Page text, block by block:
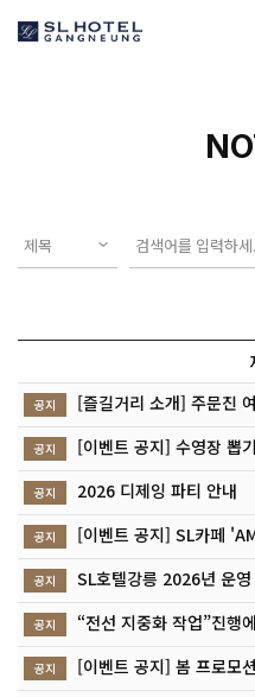
공지 [즐길거리 소개] 주문진
공지 [이벤트 공지] 수영장 뽑
공지 2026 디제잉 파티 안내
공지 [이벤트 공지] SL카페
공지 SL호텔강릉 2026년 운
공지 “전선 지중화 작업”진행
공지 [이벤트 공지] 봄 프로모